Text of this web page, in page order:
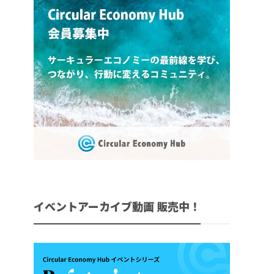
イベントアーカイブ動画 販売中！